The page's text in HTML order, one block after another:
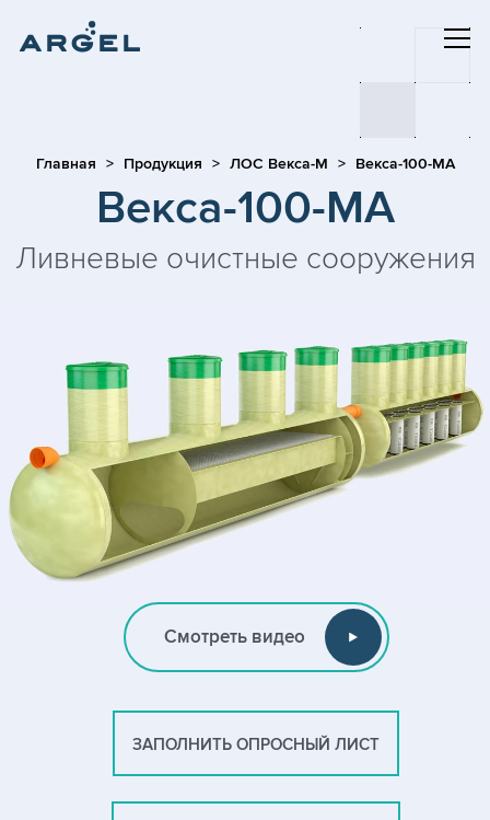
Главная Продукция ЛОС Векса-М Векса-100-МА
Векса-100-МА
Ливневые очистные сооружения
ЗАПОЛНИТЬ ОПРОСНЫЙ ЛИСТ
Смотреть видео